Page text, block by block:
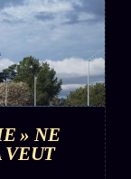
» NE
VEUT